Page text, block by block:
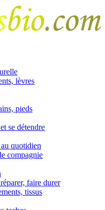
lèvres
pieds
se détendre
quotidien
compagnie
faire durer
tissus